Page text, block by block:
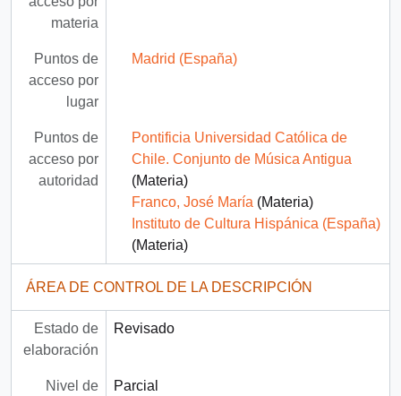
materia
Puntos de
acceso por
lugar
Madrid (España)
Puntos de
acceso por
autoridad
Pontificia Universidad Católica de
Chile. Conjunto de Música Antigua
(Materia)
Franco, José María (Materia)
Instituto de Cultura Hispánica (España)
(Materia)
ÁREA DE CONTROL DE LA DESCRIPCIÓN
Estado de
elaboración
Revisado
Nivel de
Parcial